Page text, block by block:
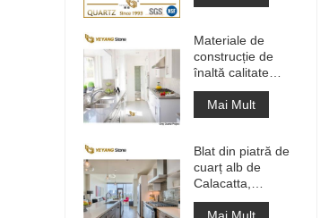
Materiale de
construcție de
înaltă calitate
Piatră de
pardoseală din
piatră Proiecte gri
Mai Mult
Blat din piatră de
cuarț alb de
Calacatta,
proiectat artificial,
blat și blat de
Mai Mult